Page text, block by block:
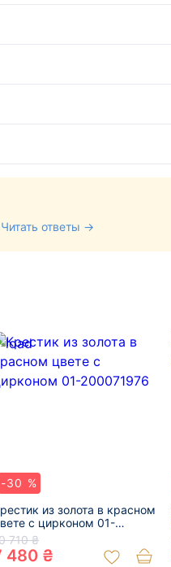
Читать ответы →
-30 %
из золота в красном
с цирконом 01-
710 ₴
480 ₴